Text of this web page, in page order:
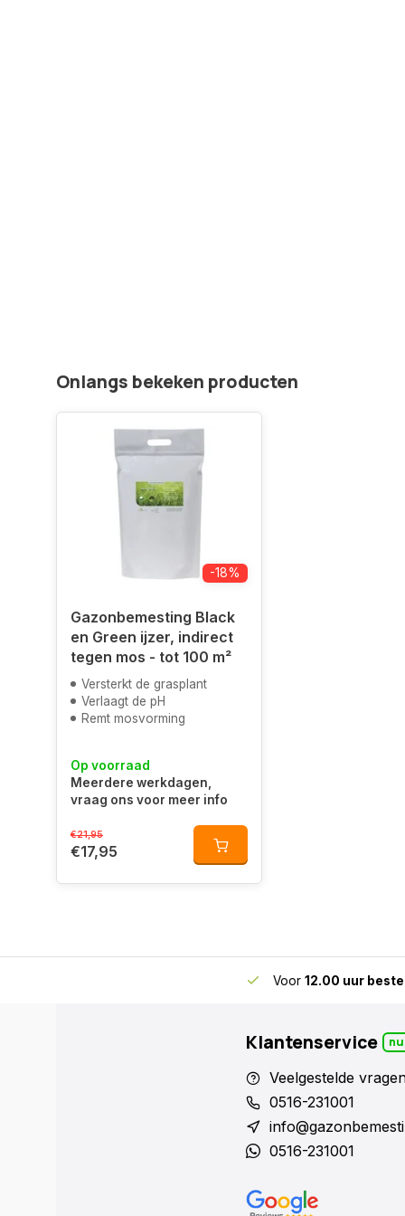
Onlangs bekeken producten
-18%
Gazonbemesting Black
en Green ijzer, indirect
tegen mos - tot 100 m²
Versterkt de grasplant
Verlaagt de pH
Remt mosvorming
Op voorraad
Meerdere werkdagen,
vraag ons voor meer info
€21,95
€17,95
Voor 12.00 uur
Klantenservice
Veelgestelde
0516-231001
0516-231001